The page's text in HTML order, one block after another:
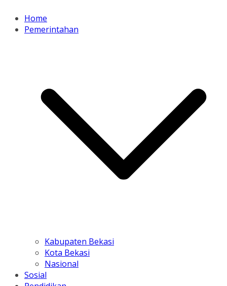
Home
Pemerintahan
Kabupaten Bekasi
Kota Bekasi
Nasional
Sosial